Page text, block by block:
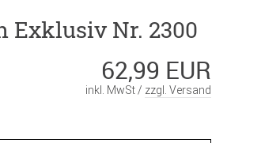
Exklusiv Nr. 2300
62,99 EUR
inkl. MwSt / zzgl. Versand